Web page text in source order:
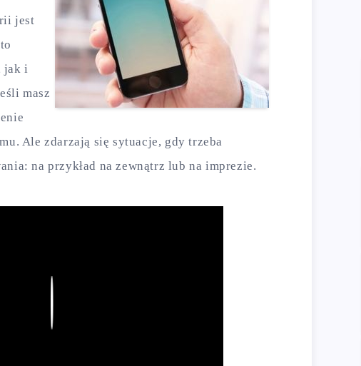
jest
jak i
masz
Ale zdarzają się sytuacje, gdy trzeba
na przykład na zewnątrz lub na imprezie.